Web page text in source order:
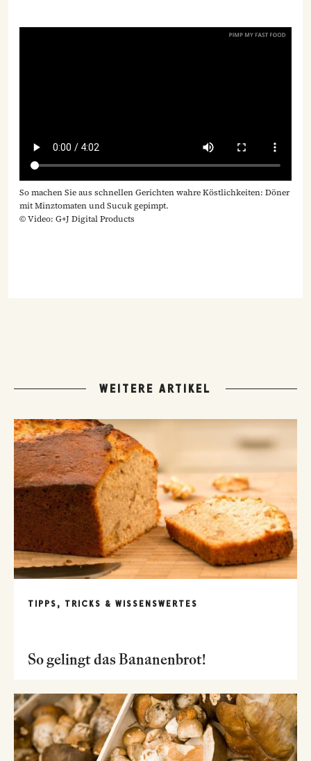
So machen Sie aus schnellen Gerichten wahre Köstlichkeiten: Döner
mit Minztomaten und Sucuk gepimpt.
© Video: G+J Digital Products
WEITERE ARTIKEL
TIPPS, TRICKS & WISSENSWERTES
So gelingt das Bananenbrot!